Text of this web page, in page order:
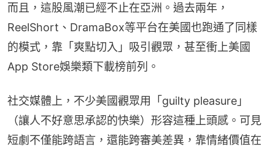
而且，這股風潮已經不止在亞洲。過去兩年，
ReelShort、DramaBox等平台在美國也跑通了同樣
的模式，靠「爽點切入」吸引觀眾，甚至衝上美國
App Store娛樂類下載榜前列。
社交媒體上，不少美國觀眾用「guilty pleasure」
（讓人不好意思承認的快樂）形容這種上頭感。可見
短劇不僅能跨語言，還能跨審美差異，靠情緒價值在